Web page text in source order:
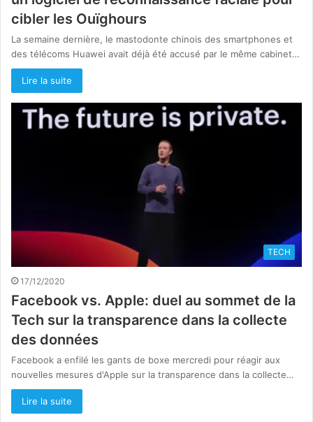
cibler les Ouïghours
La semaine dernière, le mastodonte chinois des smartphones et
des télécoms Huawei avait déjà été accusé par le même cabinet…
Lire la suite
TECH
17/12/2020
Facebook vs. Apple: duel au sommet de la
Tech sur la transparence dans la collecte
des données
Facebook a enfilé les gants de boxe mercredi pour réagir aux
nouvelles mesures d'Apple sur la transparence dans la collecte…
Lire la suite